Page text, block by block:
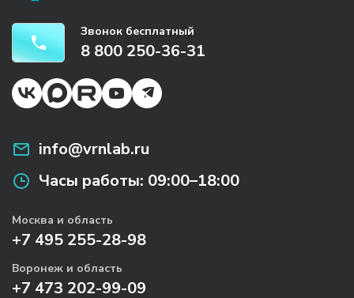
Звонок бесплатный
8 800 250-36-31
info@vrnlab.ru
Часы работы: 09:00–18:00
Москва и область
+7 495 255-28-98
Воронеж и область
+7 473 202-99-09